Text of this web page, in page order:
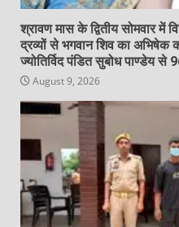
श्रावण मास के द्वितीय सोमवार में
द्रव्यों से भगवान शिव का अभिषेक
ज्योतिर्विद पंडित सुबोध पाण्डेय
August 9, 2026